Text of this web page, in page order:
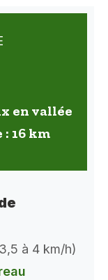
en vallée
: 16 km
à 4 km/h)